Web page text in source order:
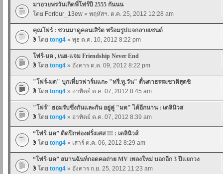
มาอวยพรวันเกิดพี่โฟร์ปี 2555 กันนน
โดย Forfour_13ew » พฤหัสฯ. ต.ค. 25, 2012 12:28 am
คุณโฟร์ : ชวนมาดูคอนเสิร์ต พร้อมรูปแจกลายเซนต์
โดย tong4 » พุธ ต.ค. 10, 2012 8:22 pm
โฟร์-มด , เนย-แจม Friendship Never End
โดย tong4 » อังคาร ต.ค. 09, 2012 8:22 pm
"โฟร์-มด" บุกเที่ยวฟาร์มแกะ "ทรี.ทู.วัน" ตื่นตาธรรมชาติสุดชิ
โดย tong4 » อาทิตย์ ต.ค. 07, 2012 8:45 am
"โฟร์" ยอมรับซึ่งกันและกัน อยู่คู่ "มด" ได้อีกนาน : เดลินิวส
โดย tong4 » อาทิตย์ ต.ค. 07, 2012 8:39 am
“โฟร์-มด” ติดปีกท่องฝรั่งเศส !!! : เดลินิวส์
โดย tong4 » เสาร์ ต.ค. 06, 2012 8:29 am
“โฟร์-มด” สมานฉันท์กอดคอถ่าย MV เพลงใหม่ บอกอีก 3 ปีแยกวง
โดย tong4 » อังคาร ก.ย. 25, 2012 11:23 am